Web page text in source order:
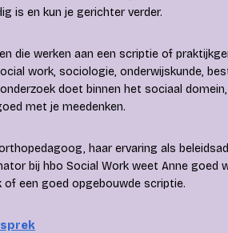
is en kun je gerichter verder.
die werken aan een scriptie of
work, sociologie, onderwijskunde,
doet binnen het sociaal
met je meedenken.
haar ervaring als
bij hbo Social Work weet Anne goed
een goed opgebouwde scriptie.